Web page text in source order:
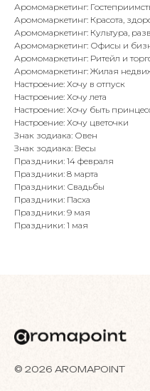
Аромомаркетинг:
Аромомаркетинг: Красота,
Аромомаркетинг: Культура,
Аромомаркетинг: Офисы и
Аромомаркетинг: Ритейл и
Аромомаркетинг: Жилая
Настроение: Хочу в отпуск
Настроение: Хочу лета
Настроение: Хочу быть
Настроение: Хочу цветочки
Знак зодиака: Овен
Знак зодиака: Весы
Праздники: 14 февраля
Праздники: 8 марта
Праздники: Свадьбы
Праздники: Пасха
Праздники: 9 мая
Праздники: 1 мая
© 2026 AROMAPOINT